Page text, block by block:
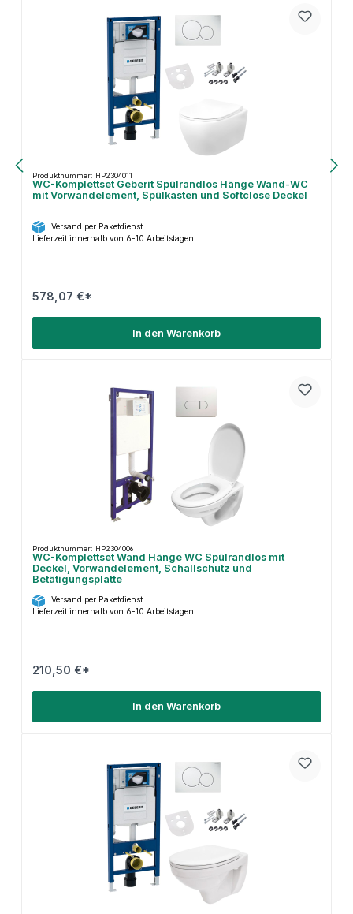
Produktnummer: HP2304011
WC-Komplettset Geberit Spülrandlos Hänge Wand-WC
mit Vorwandelement, Spülkasten und Softclose Deckel
Versand per Paketdienst
Lieferzeit innerhalb von 6-10 Arbeitstagen
578,07 €*
In den Warenkorb
Produktnummer: HP2304006
WC-Komplettset Wand Hänge WC Spülrandlos mit
Deckel, Vorwandelement, Schallschutz und
Betätigungsplatte
Versand per Paketdienst
Lieferzeit innerhalb von 6-10 Arbeitstagen
210,50 €*
In den Warenkorb